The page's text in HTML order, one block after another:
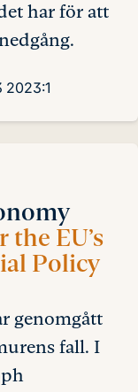
har för att
2023:1
the EU’s
Policy
genomgått
fall. I